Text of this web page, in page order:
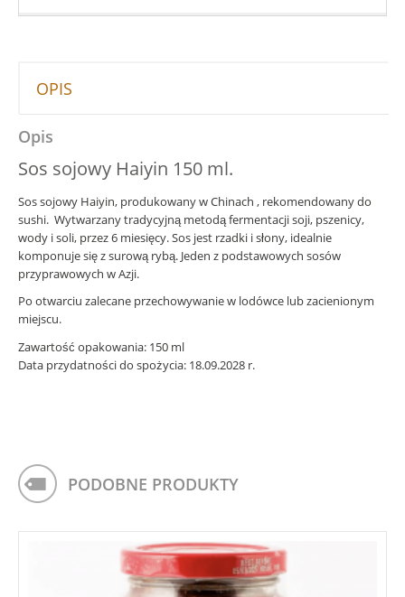
OPIS
Opis
Sos sojowy Haiyin 150 ml.
Sos sojowy Haiyin, produkowany w Chinach , rekomendowany do
sushi. Wytwarzany tradycyjną metodą fermentacji soji, pszenicy,
wody i soli, przez 6 miesięcy. Sos jest rzadki i słony, idealnie
komponuje się z surową rybą. Jeden z podstawowych sosów
przyprawowych w Azji.
Po otwarciu zalecane przechowywanie w lodówce lub zacienionym
miejscu.
Zawartość opakowania: 150 ml
Data przydatności do spożycia: 18.09.2028 r.
PODOBNE PRODUKTY